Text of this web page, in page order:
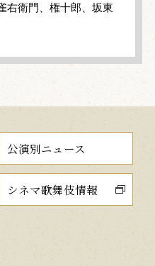
右衛門、権十郎、坂東
公演別ニュース
シネマ歌舞伎情報